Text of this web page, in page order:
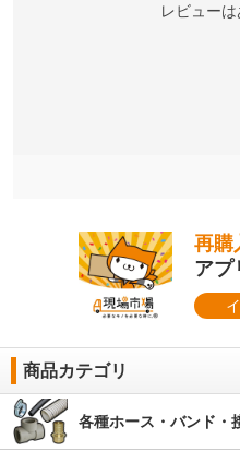
レビューは
再購
アプ
商品カテゴリ
各種ホース・バンド・